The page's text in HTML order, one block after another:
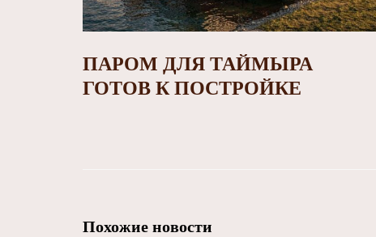
ПАРОМ ДЛЯ ТАЙМЫРА
ГОТОВ К ПОСТРОЙКЕ
Похожие новости